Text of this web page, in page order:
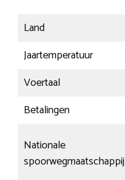
Land
Jaartemperatuur
Voertaal
Betalingen
Nationale
spoorwegmaatschappij